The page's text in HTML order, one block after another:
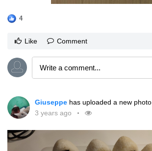
4
Like Comment
Giuseppe has uploaded a new photo
3 years ago